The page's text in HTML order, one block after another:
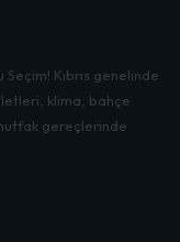
Kıbrıs genelinde
klima, bahçe
gereçlerinde